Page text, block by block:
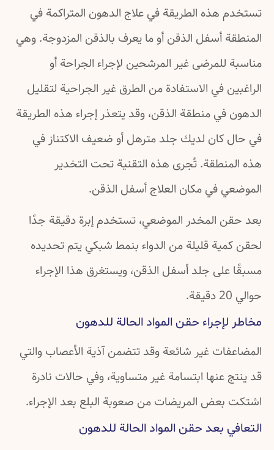
تستخدم هذه الطريقة في علاج الدهون المتراكمة في
المنطقة أسفل الذقن أو ما يعرف بالذقن المزدوجة. وهي
مناسبة للمرضى غير المرشحين لإجراء الجراحة أو
الراغبين في الاستفادة من الطرق غير الجراحية لتقليل
الدهون في منطقة الذقن، وقد يتعذر إجراء هذه الطريقة
في حال كان لديك جلد مترهل أو ضعيف الاكتناز في
هذه المنطقة. تُجرى هذه التقنية تحت التخدير
الموضعي في مكان العلاج أسفل الذقن.
بعد حقن المخدر الموضعي، تستخدم إبرة دقيقة جدًا
لحقن كمية قليلة من الدواء بنمط شبكي يتم تحديده
مسبقًا على جلد أسفل الذقن، ويستغرق هذا الإجراء
حوالي 20 دقيقة.
مخاطر لإجراء حقن المواد الحالة للدهون
المضاعفات غير شائعة وقد تتضمن آذية الأعصاب والتي
قد ينتج عنها ابتسامة غير متساوية، وفي حالات نادرة
اشتكت بعض المريضات من صعوبة البلع بعد الإجراء.
التعافي بعد حقن المواد الحالة للدهون